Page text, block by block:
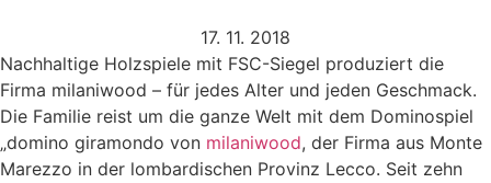
17. 11. 2018
Nachhaltige Holzspiele mit FSC-Siegel produziert die
Firma milaniwood – für jedes Alter und jeden Geschmack.
Die Familie reist um die ganze Welt mit dem Dominospiel
„domino giramondo von milaniwood, der Firma aus Monte
Marezzo in der lombardischen Provinz Lecco. Seit zehn